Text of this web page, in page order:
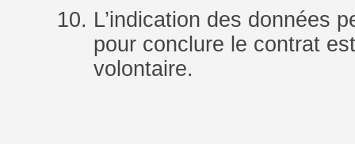
L’indication des données
pour conclure le contrat
volontaire.